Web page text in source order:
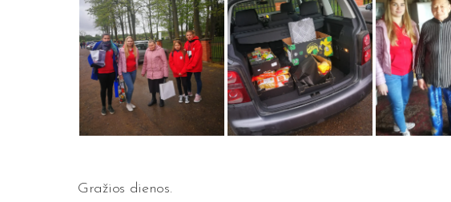
Gražios dienos.